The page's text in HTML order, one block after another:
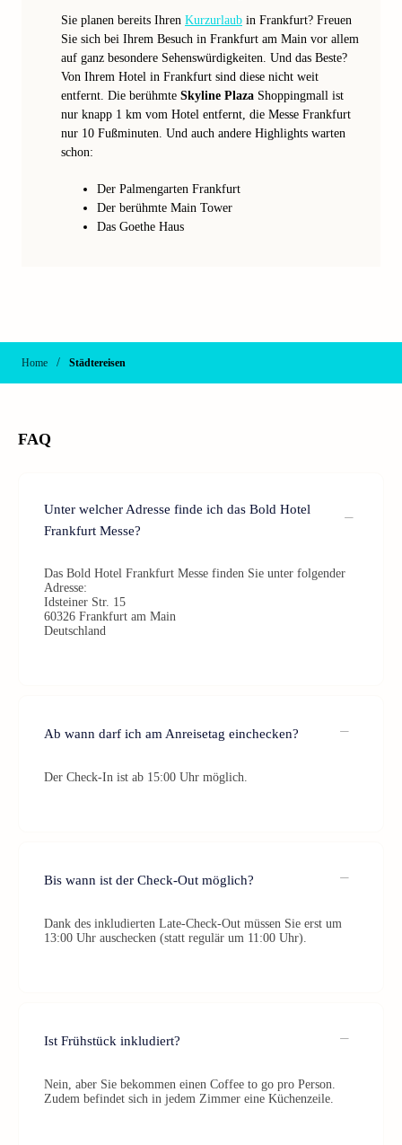
Sie planen bereits Ihren Kurzurlaub in Frankfurt? Freuen
Sie sich bei Ihrem Besuch in Frankfurt am Main vor allem
auf ganz besondere Sehenswürdigkeiten. Und das Beste?
Von Ihrem Hotel in Frankfurt sind diese nicht weit
entfernt. Die berühmte Skyline Plaza Shoppingmall ist
nur knapp 1 km vom Hotel entfernt, die Messe Frankfurt
nur 10 Fußminuten. Und auch andere Highlights warten
schon:
Der Palmengarten Frankfurt
Der berühmte Main Tower
Das Goethe Haus
Home / Städtereisen
FAQ
Unter welcher Adresse finde ich das Bold Hotel
Frankfurt Messe?
Das Bold Hotel Frankfurt Messe finden Sie unter folgender
Adresse:
Idsteiner Str. 15
60326 Frankfurt am Main
Deutschland
Ab wann darf ich am Anreisetag einchecken?
Der Check-In ist ab 15:00 Uhr möglich.
Bis wann ist der Check-Out möglich?
Dank des inkludierten Late-Check-Out müssen Sie erst um
13:00 Uhr auschecken (statt regulär um 11:00 Uhr).
Ist Frühstück inkludiert?
Nein, aber Sie bekommen einen Coffee to go pro Person.
Zudem befindet sich in jedem Zimmer eine Küchenzeile.